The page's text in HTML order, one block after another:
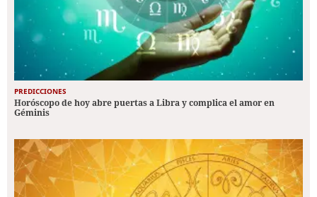
PREDICCIONES
Horóscopo de hoy abre puertas a Libra y complica el amor en
Géminis